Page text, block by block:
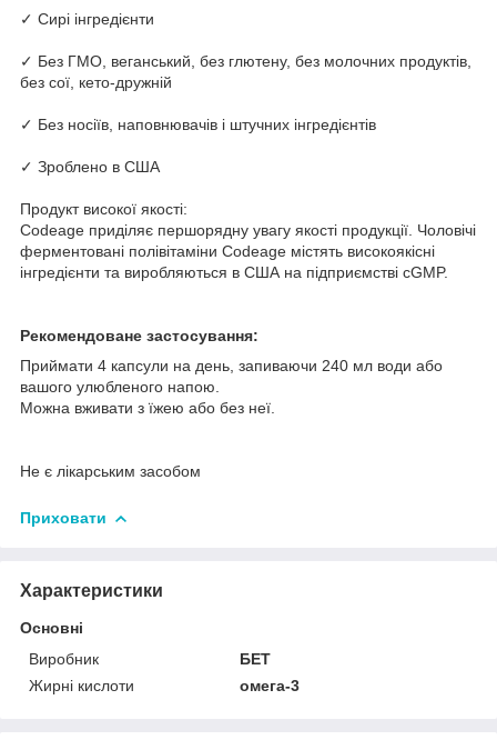
✓ Сирі інгредієнти
✓ Без ГМО, веганський, без глютену, без молочних продуктів,
без сої, кето-дружній
✓ Без носіїв, наповнювачів і штучних інгредієнтів
✓ Зроблено в США
Продукт високої якості:
Codeage приділяє першорядну увагу якості продукції. Чоловічі
ферментовані полівітаміни Codeage містять високоякісні
інгредієнти та виробляються в США на підприємстві cGMP.
Рекомендоване застосування:
Приймати 4 капсули на день, запиваючи 240 мл води або
вашого улюбленого напою.
Можна вживати з їжею або без неї.
Не є лікарським засобом
Приховати
Характеристики
Основні
Виробник
БЕТ
Жирні кислоти
омега-3